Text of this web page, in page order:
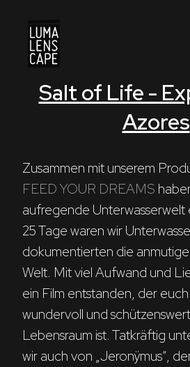
Corporate
Production / Services
About
DEU ENG Suche
Salt of Life -
Azores
Zusammen mit unserem
FEED YOUR DREAMS
aufregende
25 Tage waren wir
dokumentierten die
Welt. Mit viel Aufwand und
ein Film entstanden, der
wundervoll und
Lebensraum ist. Tatkräftig
wir auch von „Jeronÿmus“,